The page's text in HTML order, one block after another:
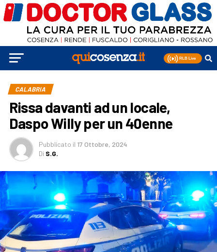
CALABRIA
Rissa davanti ad un locale,
Daspo Willy per un 40enne
Pubblicato il 17 Ottobre, 2024
Di S.G.